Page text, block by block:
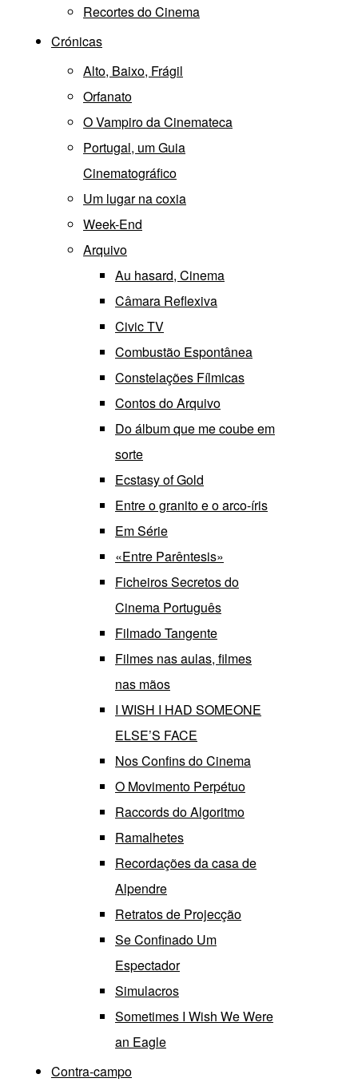
Recortes do Cinema
Crónicas
Alto, Baixo, Frágil
Orfanato
O Vampiro da Cinemateca
Portugal, um Guia
Cinematográfico
Um lugar na coxia
Week-End
Arquivo
Au hasard, Cinema
Câmara Reflexiva
Civic TV
Combustão Espontânea
Constelações Fílmicas
Contos do Arquivo
Do álbum que me coube em
sorte
Ecstasy of Gold
Entre o granito e o arco-íris
Em Série
«Entre Parêntesis»
Ficheiros Secretos do
Cinema Português
Filmado Tangente
Filmes nas aulas, filmes
nas mãos
I WISH I HAD SOMEONE
ELSE’S FACE
Nos Confins do Cinema
O Movimento Perpétuo
Raccords do Algoritmo
Ramalhetes
Recordações da casa de
Alpendre
Retratos de Projecção
Se Confinado Um
Espectador
Simulacros
Sometimes I Wish We Were
an Eagle
Contra-campo